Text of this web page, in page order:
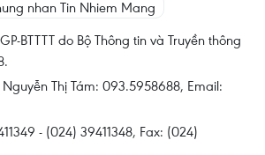
BTTTT do Bộ Thông tin và Truyền thông
Thị Tám: 093.5958688, Email:
- (024) 39411348, Fax: (024)